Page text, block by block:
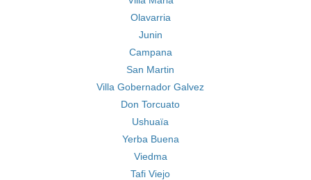
Olavarria
Junin
Campana
San Martin
Villa Gobernador Galvez
Don Torcuato
Ushuaïa
Yerba Buena
Viedma
Tafi Viejo